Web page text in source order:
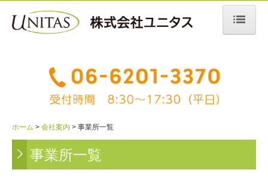
会社案内
会社概要
ご挨拶
沿革
ホーム 会社案内 事業所一覧
事業所一覧